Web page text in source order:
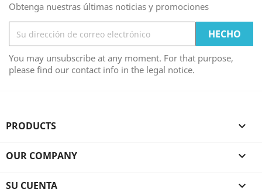
Obtenga nuestras últimas noticias y promociones
You may unsubscribe at any moment. For that purpose,
please find our contact info in the legal notice.
PRODUCTS 
OUR COMPANY 
SU CUENTA 